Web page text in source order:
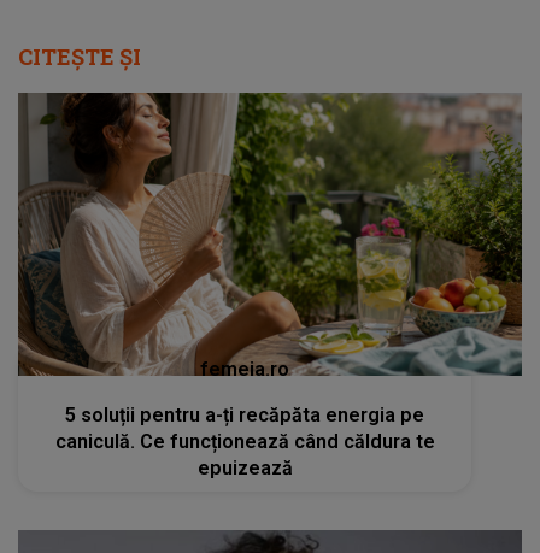
CITEȘTE ȘI
femeia.ro
5 soluții pentru a-ți recăpăta energia pe
caniculă. Ce funcționează când căldura te
epuizează